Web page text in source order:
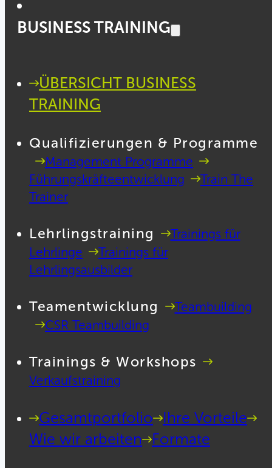
BUSINESS TRAINING
ÜBERSICHT BUSINESS
TRAINING
Qualifizierungen & Programme
Management Programme
Führungskräfteentwicklung
Train The
Trainer
Lehrlingstraining
Trainings für
Lehrlinge
Trainings für
Lehrlingsausbilder
Teamentwicklung
Teambuilding
CSR Teambuilding
Trainings & Workshops
Verkaufstraining
Gesamtportfolio
Ihre Vorteile
Wie wir arbeiten
Formate